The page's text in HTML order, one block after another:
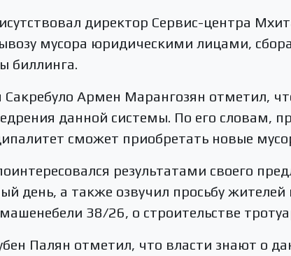
директор Сервис-центра
мусора юридическими лицами,
биллинга.
Сакребуло Армен Марангозян отметил,
данной системы. По его словам,
сможет приобретать новые
результатами своего
день, а также озвучил просьбу
38/26, о строительстве
Палян отметил, что власти знают о